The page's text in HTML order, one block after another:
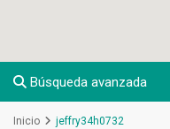
Búsqueda avanzada
Inicio jeffry34h0732